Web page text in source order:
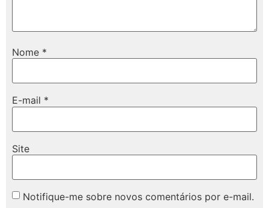
Nome *
E-mail *
Site
Notifique-me sobre novos comentários por e-mail.